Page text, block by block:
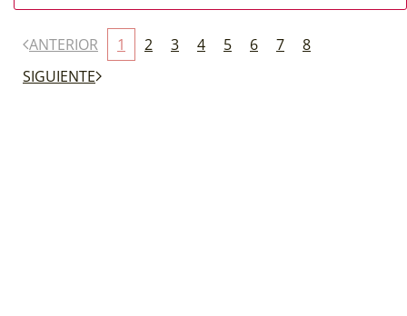
ANTERIOR 1 2 3 4 5 6 7
8
SIGUIENTE